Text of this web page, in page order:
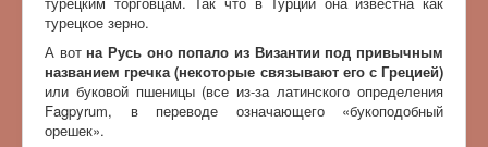
турецкое зерно.
А вот на Русь оно попало из Византии под привычным
названием гречка (некоторые связывают его с Грецией)
или буковой пшеницы (все из-за латинского определения
Fagpyrum, в переводе означающего «букоподобный
орешек».